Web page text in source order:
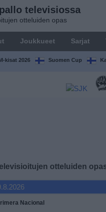
televisiossa
otteluiden opas
Joukkueet Sarjat
kisat 2026 Suomen Cup
otteluiden
Nacional